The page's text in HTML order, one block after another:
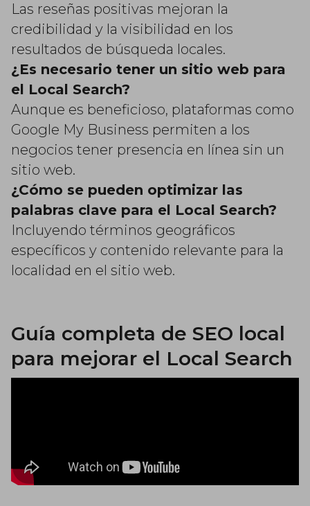
Las reseñas positivas mejoran la
credibilidad y la visibilidad en los
resultados de búsqueda locales.
¿Es necesario tener un sitio web para
el Local Search?
Aunque es beneficioso, plataformas como
Google My Business permiten a los
negocios tener presencia en línea sin un
sitio web.
¿Cómo se pueden optimizar las
palabras clave para el Local Search?
Incluyendo términos geográficos
específicos y contenido relevante para la
localidad en el sitio web.
Guía completa de SEO local
para mejorar el Local Search